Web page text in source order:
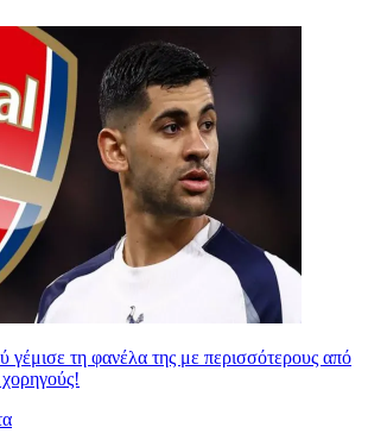
τη φανέλα της με περισσότερους από